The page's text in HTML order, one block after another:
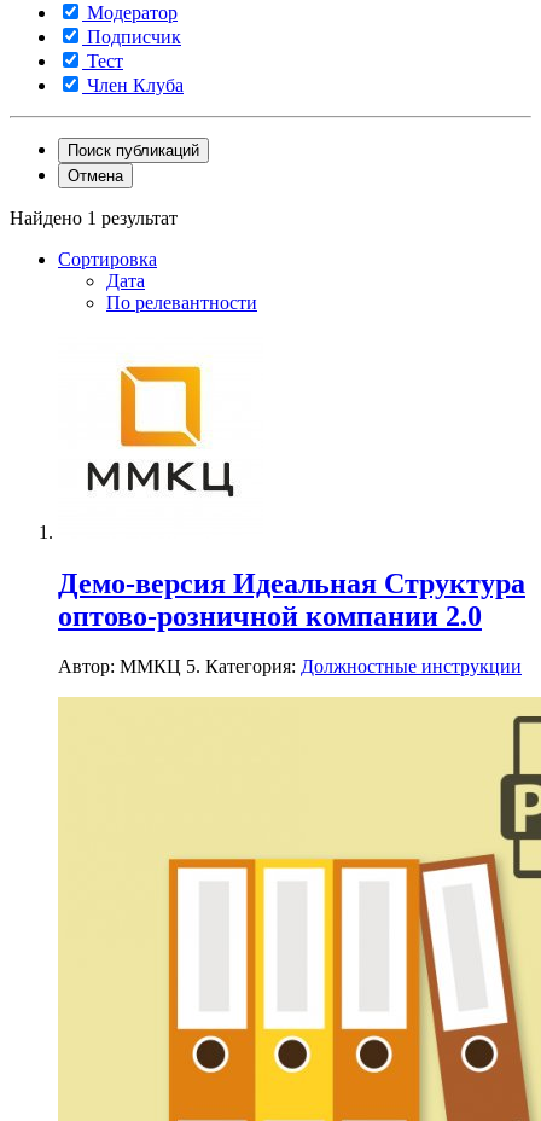
Модератор
Подписчик
Тест
Член Клуба
Поиск публикаций
Отмена
Найдено 1 результат
Сортировка
Дата
По релевантности
Демо-версия Идеальная Структура
оптово-розничной компании 2.0
Автор: ММКЦ 5. Категория: Должностные инструкции